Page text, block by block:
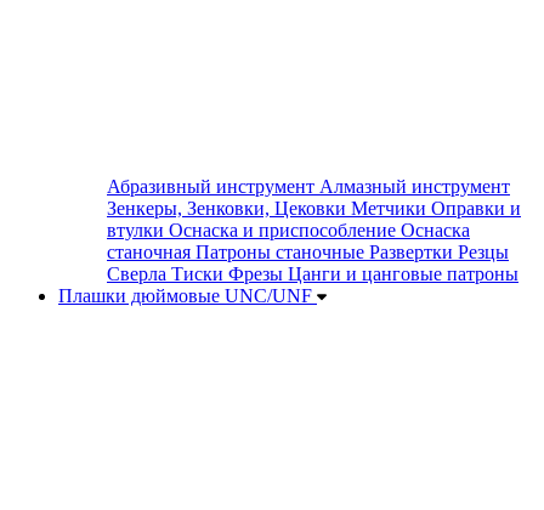
Абразивный инструмент Алмазный инструмент
Зенкеры, Зенковки, Цековки Метчики Оправки и
втулки Оснаска и приспособление Оснаска
станочная Патроны станочные Развертки Резцы
Сверла Тиски Фрезы Цанги и цанговые патроны
Плашки дюймовые UNC/UNF